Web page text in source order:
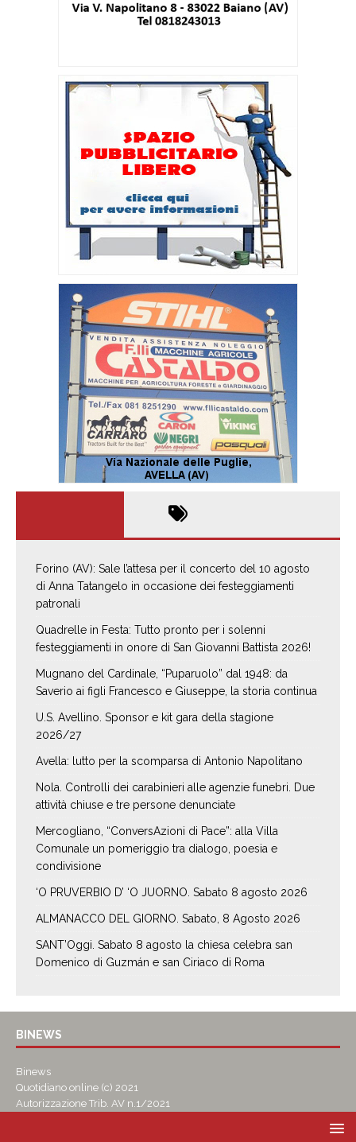
Forino (AV): Sale l’attesa per il concerto del 10 agosto
di Anna Tatangelo in occasione dei festeggiamenti
patronali
Quadrelle in Festa: Tutto pronto per i solenni
festeggiamenti in onore di San Giovanni Battista 2026!
Mugnano del Cardinale, “Puparuolo” dal 1948: da
Saverio ai figli Francesco e Giuseppe, la storia continua
U.S. Avellino. Sponsor e kit gara della stagione
2026/27
Avella: lutto per la scomparsa di Antonio Napolitano
Nola. Controlli dei carabinieri alle agenzie funebri. Due
attività chiuse e tre persone denunciate
Mercogliano, “ConversAzioni di Pace”: alla Villa
Comunale un pomeriggio tra dialogo, poesia e
condivisione
‘O PRUVERBIO D’ ‘O JUORNO. Sabato 8 agosto 2026
ALMANACCO DEL GIORNO. Sabato, 8 Agosto 2026
SANT’Oggi. Sabato 8 agosto la chiesa celebra san
Domenico di Guzmán e san Ciriaco di Roma
BINEWS
Binews
Quotidiano online (c) 2021
Autorizzazione Trib. AV n.1/2021